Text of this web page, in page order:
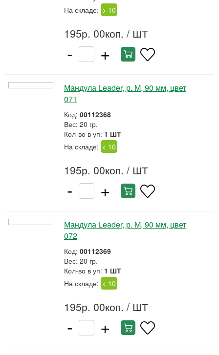
На складе: > 10
195р. 00коп. / ШТ
- +
Мандула Leader, р. M, 90 мм, цвет
071
Код: 00112368
Вес: 20 гр.
Кол-во в уп: 1 ШТ
На складе: < 10
195р. 00коп. / ШТ
- +
Мандула Leader, р. M, 90 мм, цвет
072
Код: 00112369
Вес: 20 гр.
Кол-во в уп: 1 ШТ
На складе: < 10
195р. 00коп. / ШТ
- +